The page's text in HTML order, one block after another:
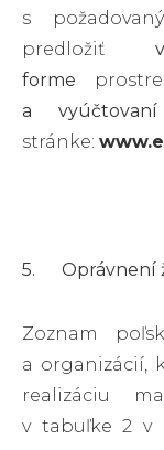
s
predložiť
forme
a vyúčtovaní
stránke:
5. Oprávnení
Zoznam
a organizácií,
realizáciu
v tabuľke 2 v